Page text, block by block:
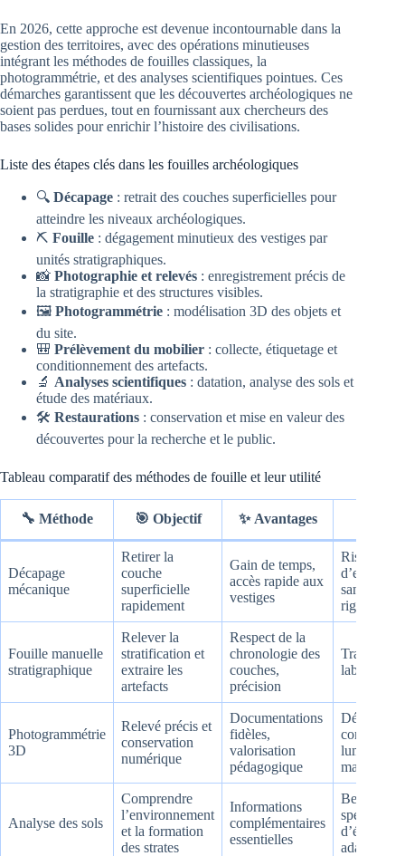
En 2026, cette approche est devenue incontournable dans la
gestion des territoires, avec des opérations minutieuses
intégrant les méthodes de fouilles classiques, la
photogrammétrie, et des analyses scientifiques pointues. Ces
démarches garantissent que les découvertes archéologiques ne
soient pas perdues, tout en fournissant aux chercheurs des
bases solides pour enrichir l’histoire des civilisations.
Liste des étapes clés dans les fouilles archéologiques
🔍 Décapage : retrait des couches superficielles pour
atteindre les niveaux archéologiques.
⛏️ Fouille : dégagement minutieux des vestiges par
unités stratigraphiques.
📸 Photographie et relevés : enregistrement précis de
la stratigraphie et des structures visibles.
🖼️ Photogrammétrie : modélisation 3D des objets et
du site.
🎒 Prélèvement du mobilier : collecte, étiquetage et
conditionnement des artefacts.
🔬 Analyses scientifiques : datation, analyse des sols et
étude des matériaux.
🛠️ Restaurations : conservation et mise en valeur des
découvertes pour la recherche et le public.
Tableau comparatif des méthodes de fouille et leur utilité
🔧 Méthode 🎯 Objectif ✨ Avantages
Décapage
mécanique
Retirer la
couche
superficielle
rapidement
Gain de temps,
accès rapide aux
vestiges
Risque
sans
rigoureuse
Fouille manuelle
stratigraphique
Relever la
stratification et
extraire les
artefacts
Respect de la
chronologie des
couches,
précision
Travail
laborieux
Photogrammétrie
3D
Relevé précis et
conservation
numérique
Documentations
fidèles,
valorisation
pédagogique
conditions
matérielles
Analyse des sols
Comprendre
l’environnement
et la formation
des strates
Informations
complémentaires
essentielles
Besoin
spécifique
adaptés